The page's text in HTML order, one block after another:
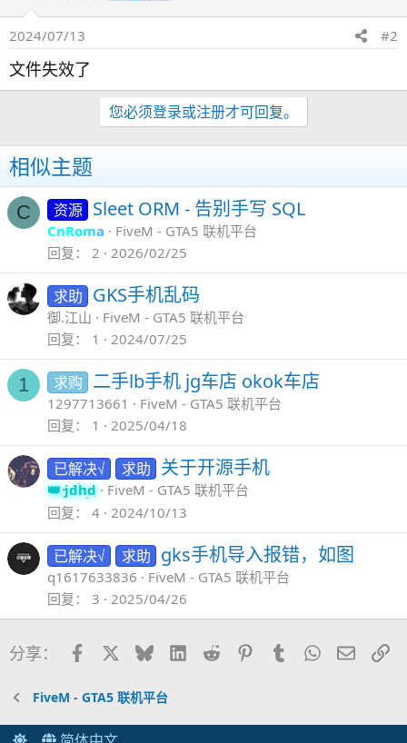
2024/07/13 #2
文件失效了
您必须登录或注册才可回复。
相似主题
C 资源 Sleet ORM - 告别手写 SQL
CnRoma
FiveM - GTA5 联机平台
回复
2 2026/02/25
求助 GKS手机乱码
御.江山
FiveM - GTA5 联机平台
回复
1 2024/07/25
1 求购 二手lb手机 jg车店 okok车店
1297713661
FiveM - GTA5 联机平台
回复
1 2025/04/18
已解决√ 求助 关于开源手机
jdhd
FiveM - GTA5 联机平台
回复
4 2024/10/13
已解决√ 求助 gks手机导入报错，如图
q1617633836
FiveM - GTA5 联机平台
回复
3 2025/04/26
分享： FacebookBlueskyLinkedIn
Reddit PinterestTumblrWhatsApp
邮件
FiveM - GTA5 联机平台